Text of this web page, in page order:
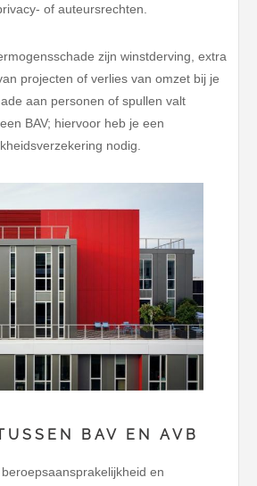
of auteursrechten.
zijn winstderving, extra
projecten of verlies van omzet bij je
aan personen of spullen valt
BAV; hiervoor heb je een
nodig.
BAV EN AVB
en